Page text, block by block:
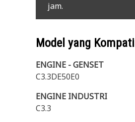
jam.
Model yang
ENGINE - GENSET
C3.3DE50E0
ENGINE INDUSTRI
C3.3